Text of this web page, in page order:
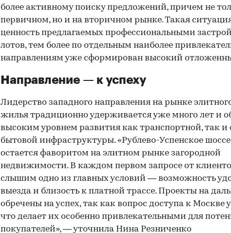
более активному поиску предложений, причем не
первичном, но и на вторичном рынке. Такая
ценность предлагаемых профессиональными
лотов, тем более по отдельным наиболее
направлениям уже сформирован высокий
Направление — к успеху
Лидерство западного направления на рынке
жилья традиционно удерживается уже много лет и
высоким уровнем развития как транспортной, так и
бытовой инфраструктуры. «Рублево-Успенское
остается фаворитом на элитном рынке загородной
недвижимости. В каждом первом запросе от
слышим одно из главных условий — возможность
выезда и близость к платной трассе. Проекты на
обречены на успех, так как вопрос доступа к Москве
что делает их особенно привлекательными для
покупателей», — уточнила Нина Резниченко